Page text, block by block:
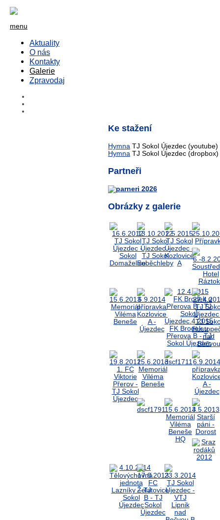
menu
Aktuality
O nás
Kontakty
Galerie
Zpravodaj
Ke stažení
Hymna TJ Sokol Újezdec (youtube)
Hymna TJ Sokol Újezdec (dropbox)
Partneři
Obrázky z galerie